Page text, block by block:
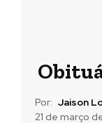
Por: Jaison
21 de março